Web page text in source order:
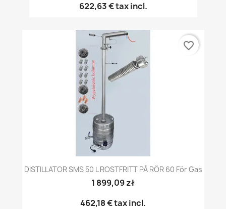
622,63 €tax incl.
DISTILLATOR SMS 50 L ROSTFRITT PÅ RÖR 60 För Gas
1 899,09 zł
462,18 €tax incl.
favorite_border